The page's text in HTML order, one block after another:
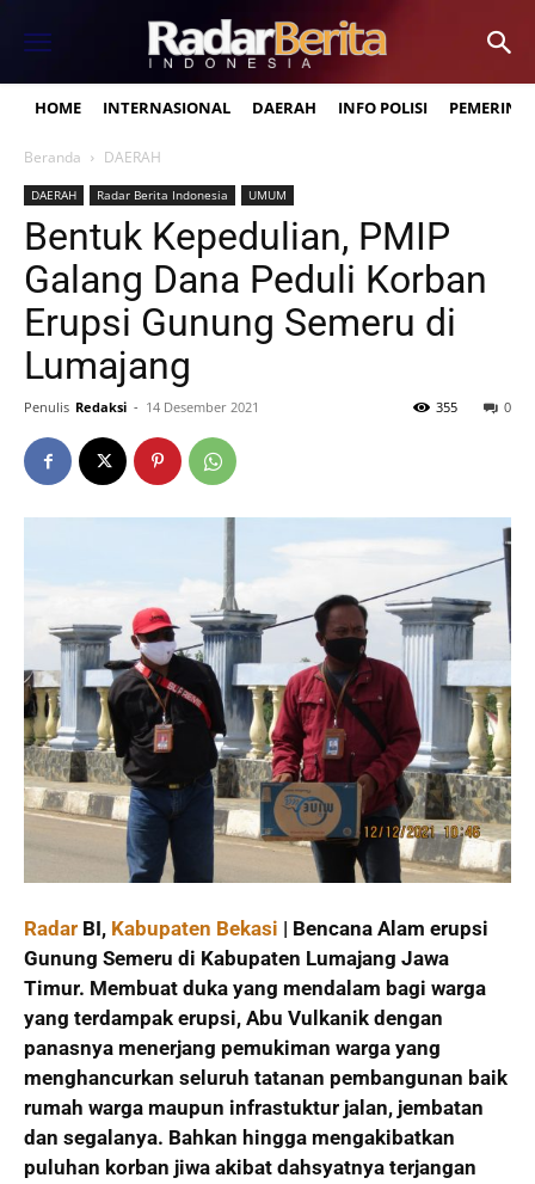
HOME INTERNASIONAL DAERAH INFO POLISI
Beranda DAERAH
DAERAH Radar Berita Indonesia UMUM
Bentuk Kepedulian, PMIP
Galang Dana Peduli Korban
Erupsi Gunung Semeru di
Lumajang
Penulis Redaksi - 14 Desember 2021 0
355
Radar BI, Kabupaten Bekasi | Bencana Alam erupsi
Gunung Semeru di Kabupaten Lumajang Jawa
Timur. Membuat duka yang mendalam bagi warga
yang terdampak erupsi, Abu Vulkanik dengan
panasnya menerjang pemukiman warga yang
menghancurkan seluruh tatanan pembangunan baik
rumah warga maupun infrastuktur jalan, jembatan
dan segalanya. Bahkan hingga mengakibatkan
puluhan korban jiwa akibat dahsyatnya terjangan